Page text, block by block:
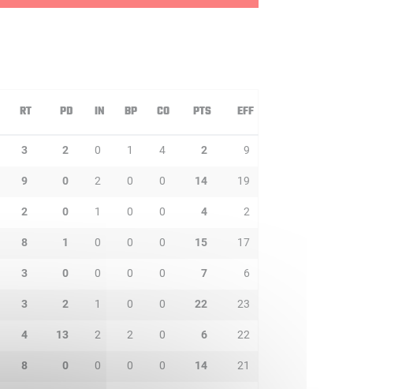
RT PD IN BP CO PTS EFF
3 2 0 1 4 2 9
9 0 2 0 0 14 19
2 0 1 0 0 4 2
8 1 0 0 0 15 17
3 0 0 0 0 7 6
3 2 1 0 0 22 23
4 13 2 2 0 6 22
8 0 0 0 0 14 21